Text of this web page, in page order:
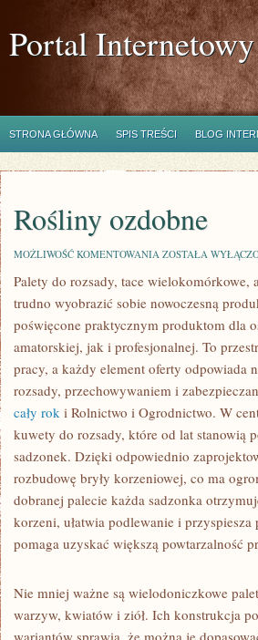
Portal Internetowy
STRONA GŁÓWNA SPIS TREŚCI BLOG
Rośliny ozdobne
MOŻLIWOŚĆ KOMENTOWANIA ROŚLINY
ZOSTAŁA
Palety do rozsady, tace
trudno wyobrazić sobie nowoczesną
poświęcone praktycznym produktom dla
amatorskiej, jak i profesjonalnej. To
pracy, a każdy element oferty odpowiada
rozsady, przechowywaniem i
cały rok i Rolnictwo i Ogrodnictwo. W
kuwety do rozsady, które od lat stanowią
sadzonek. Dzięki odpowiednio
rozbudowę bryły korzeniowej, co ma
dobranej palecie każda sadzonka
korzeni, ułatwia podlewanie i
pomaga uzyskać większą powtarzalność
Nie mniej ważne są wielodoniczkowe
warzyw, kwiatów i ziół. Ich konstrukcja
wariantów sprawia, że można je